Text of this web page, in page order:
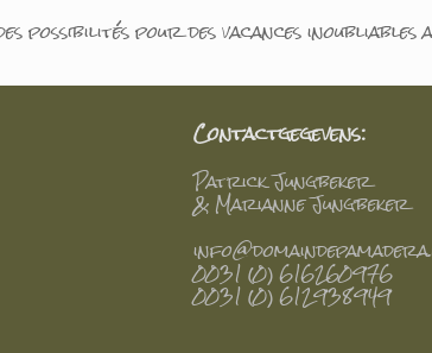
pour des vacances inoubliables
Contactgegevens:
Patrick Jungbeker
& Marianne Jungbeker
0031 (0) 616260976
0031 (0) 612938949